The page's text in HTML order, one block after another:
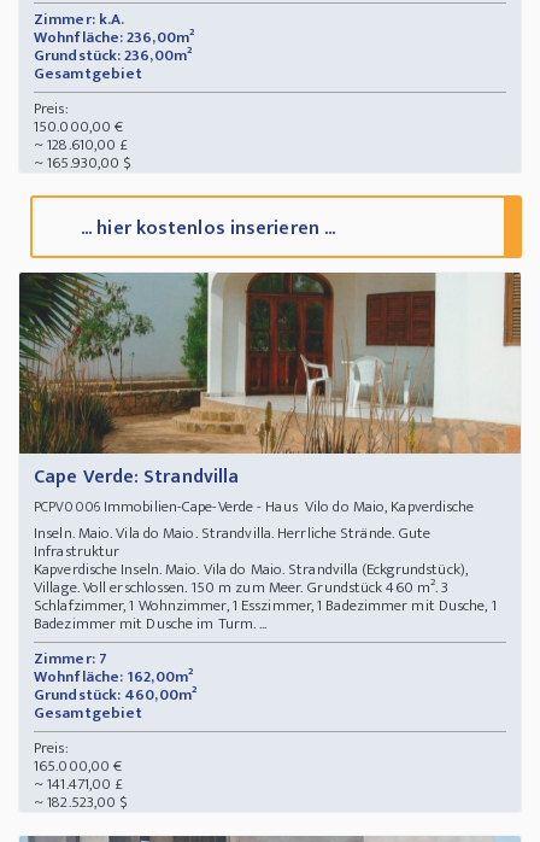
Zimmer: k.A.
Wohnfläche: 236,00m²
Grundstück: 236,00m²
Gesamtgebiet
Preis:
150.000,00 €
~ 128.610,00 £
~ 165.930,00 $
... hier kostenlos inserieren ...
Cape Verde: Strandvilla
PCPV0006Immobilien-Cape-Verde - Haus Vilo do Maio, Kapverdische
Inseln. Maio. Vila do Maio. Strandvilla. Herrliche Strände. Gute
Infrastruktur
Kapverdische Inseln. Maio. Vila do Maio. Strandvilla (Eckgrundstück),
Village. Voll erschlossen. 150 m zum Meer. Grundstück 460 m². 3
Schlafzimmer, 1 Wohnzimmer, 1 Esszimmer, 1 Badezimmer mit Dusche, 1
Badezimmer mit Dusche im Turm. ...
Zimmer: 7
Wohnfläche: 162,00m²
Grundstück: 460,00m²
Gesamtgebiet
Preis:
165.000,00 €
~ 141.471,00 £
~ 182.523,00 $